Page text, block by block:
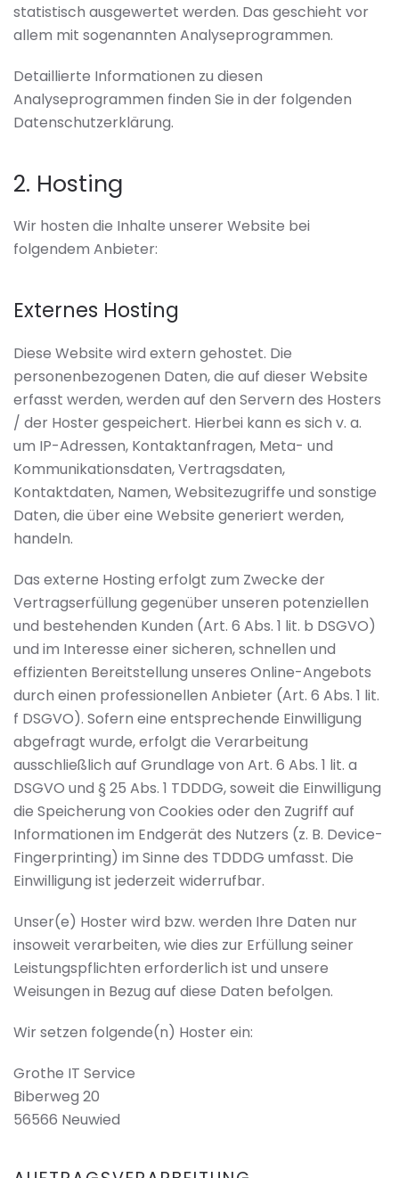
statistisch ausgewertet werden. Das geschieht vor
allem mit sogenannten Analyseprogrammen.
Detaillierte Informationen zu diesen
Analyseprogrammen finden Sie in der folgenden
Datenschutzerklärung.
2. Hosting
Wir hosten die Inhalte unserer Website bei
folgendem Anbieter:
Externes Hosting
Diese Website wird extern gehostet. Die
personenbezogenen Daten, die auf dieser Website
erfasst werden, werden auf den Servern des Hosters
/ der Hoster gespeichert. Hierbei kann es sich v. a.
um IP-Adressen, Kontaktanfragen, Meta- und
Kommunikationsdaten, Vertragsdaten,
Kontaktdaten, Namen, Websitezugriffe und sonstige
Daten, die über eine Website generiert werden,
handeln.
Das externe Hosting erfolgt zum Zwecke der
Vertragserfüllung gegenüber unseren potenziellen
und bestehenden Kunden (Art. 6 Abs. 1 lit. b DSGVO)
und im Interesse einer sicheren, schnellen und
effizienten Bereitstellung unseres Online-Angebots
durch einen professionellen Anbieter (Art. 6 Abs. 1 lit.
f DSGVO). Sofern eine entsprechende Einwilligung
abgefragt wurde, erfolgt die Verarbeitung
ausschließlich auf Grundlage von Art. 6 Abs. 1 lit. a
DSGVO und § 25 Abs. 1 TDDDG, soweit die Einwilligung
die Speicherung von Cookies oder den Zugriff auf
Informationen im Endgerät des Nutzers (z. B. Device-
Fingerprinting) im Sinne des TDDDG umfasst. Die
Einwilligung ist jederzeit widerrufbar.
Unser(e) Hoster wird bzw. werden Ihre Daten nur
insoweit verarbeiten, wie dies zur Erfüllung seiner
Leistungspflichten erforderlich ist und unsere
Weisungen in Bezug auf diese Daten befolgen.
Wir setzen folgende(n) Hoster ein:
Grothe IT Service
Biberweg 20
56566 Neuwied